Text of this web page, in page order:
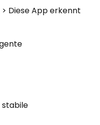
Diese App erkennt
stabile